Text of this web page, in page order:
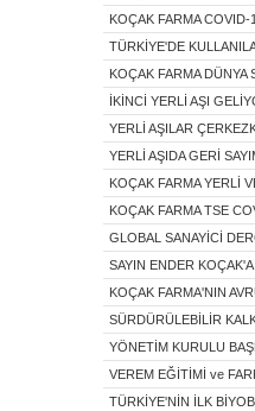
KOÇAK FARMA COVID-
TÜRKİYE'DE
KOÇAK FARMA DÜNYA
İKİNCİ YERLİ AŞI
YERLİ AŞILAR
YERLİ AŞIDA GERİ
KOÇAK FARMA YERLİ
KOÇAK FARMA TSE
GLOBAL SANAYİCİ
SAYIN ENDER KOÇAK'A
KOÇAK FARMA'NIN
SÜRDÜRÜLEBİLİR
YÖNETİM KURULU
VEREM EĞİTİMİ ve
TÜRKİYE'NİN İLK